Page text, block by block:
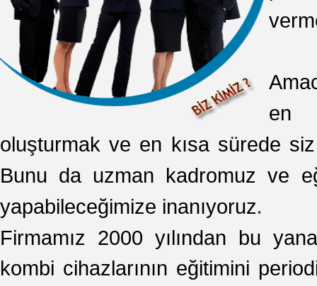
en
oluşturmak ve en kısa sürede
Bunu da uzman kadromuz ve
yapabileceğimize inanıyoruz.
Firmamız 2000 yılından bu
kombi cihazlarının eğitimini